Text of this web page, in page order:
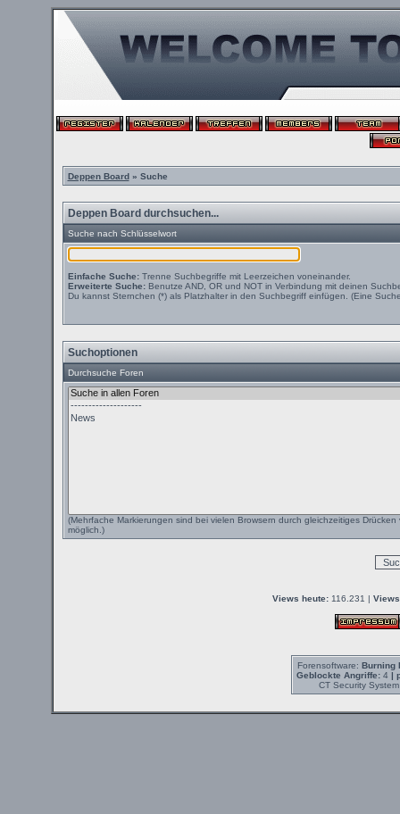
Deppen Board» Suche
Deppen Board durchsuchen...
Suche nach Schlüsselwort
Einfache Suche:Trenne Suchbegriffe mit Leerzeichen voneinander.
Erweiterte Suche:Benutze AND, OR und NOT in Verbindung mit deinen
Du kannst Sternchen (*) als Platzhalter in den Suchbegriff einfügen. (Eine
Suchoptionen
Durchsuche Foren
(Mehrfache Markierungen sind bei vielen Browsern durch gleichzeitiges Drücken
möglich.)
Views heute:116.231 |
Forensoftware: Burning
Geblockte Angriffe:4 |
CT Security